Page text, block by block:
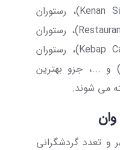
Kenan)، رستوران
)، رستوران
Kebap)، رستوران
) و ...، جزو بهترین
می شوند.
و تعدد گردشگرانی